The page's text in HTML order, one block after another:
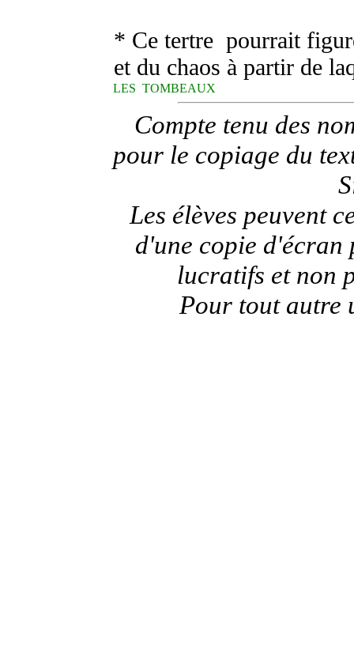
* Ce tertre pourrait
et du chaos à partir de
LES TOMBEAUX
Compte tenu des
pour le copiage du
Les élèves peuvent
d'une copie d'écran
lucratifs et non
Pour tout autre